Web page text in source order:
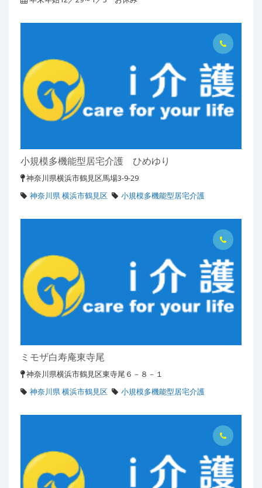
小規模多機能型居宅介護 ひめゆり
神奈川県横浜市鶴見区馬場3-9-29
神奈川県 横浜市鶴見区
小規模多機能型居宅介護
ミモザ白寿庵東寺尾
神奈川県横浜市鶴見区東寺尾６－８－１
神奈川県 横浜市鶴見区
小規模多機能型居宅介護